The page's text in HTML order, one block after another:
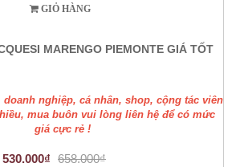
GIỎ HÀNG
MARENGO PIEMONTE GIÁ TỐT
nghiệp, cá nhân, shop, cộng tác viên
mua buôn vui lòng liên hệ để có mức
giá cực rẻ !
530.000₫ 658.000₫